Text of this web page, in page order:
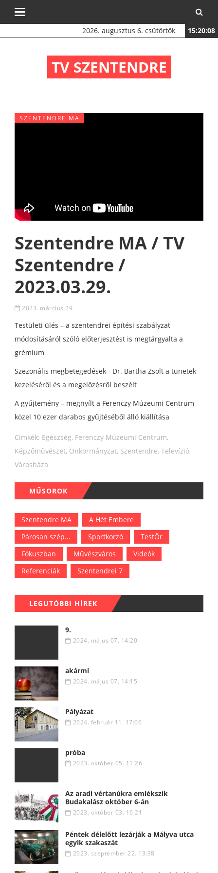
Toggle
2026. augusztus 6. csütörtök 15:20:08
TV SZENTENDRE
SZENTENDRE MA
Szentendre MA / TV
Szentendre /
2023.03.29.
2023. március 29.
Testületi ülés – a szentendrei építési szabályzat
módosításáról szóló előterjesztést is megtárgyalta a
grémium
Szezonális megbetegedések - Dr. Bartha Zsolt a tünetek
kezeléséről és a megelőzésről beszélt
A gyűjtemény – megnyílt a Ferenczy Múzeumi Centrum
közel 10 ezer darabos gyűjtéséből álló kiállítása
Címkék: Egészség, Ferenczy Múzeumi Centrum,
Képzőművészet, Önkormányzat, Szentendre, Televízió,
Városháza
MŰSOROK
Szentendre MA
A Hét Embere
Párosan szép...
Sportkorzó
TestŐr
Fókuszban
Művészváros
Videók
Referenciák
Szentendrei 7
LEGUTÓBBI HÍREK
9.
2024. május 07. 14:20
akármi
2024. május 07. 14:15
Pályázat
2024. február 11. 17:06
próba
2023. október 05. 11:26
Az aradi vértanúkra emlékszik
Budakalász október 6-án
2023. október 03. 16:21
Péntek délelőtt lezárják a Mályva utca
egyik szakaszát
2023. szeptember 22. 13:38